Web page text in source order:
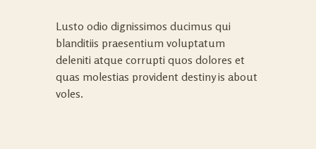
Lusto odio dignissimos ducimus qui
blanditiis praesentium voluptatum
deleniti atque corrupti quos dolores et
quas molestias provident destiny is about
voles.